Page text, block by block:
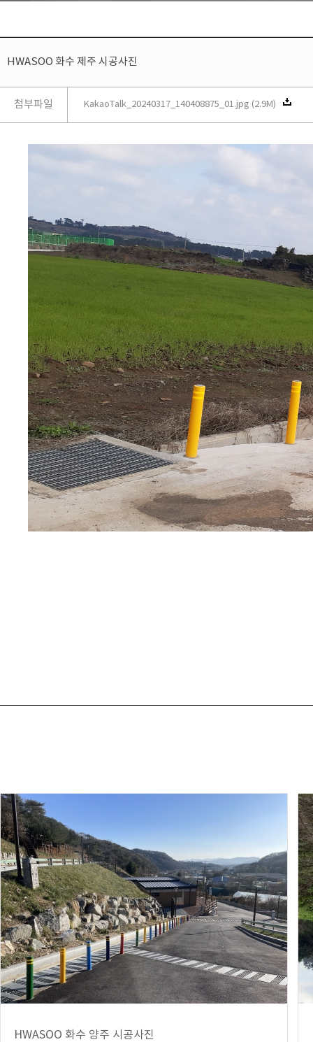
HWASOO 화수 제주 시공사진
첨부파일 KakaoTalk_20240317_140408875_01.jpg (2.9M)
HWASOO 화수 양주 시공사진